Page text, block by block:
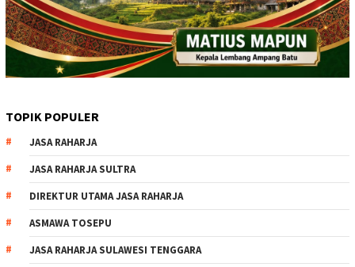
TOPIK POPULER
JASA RAHARJA
JASA RAHARJA SULTRA
DIREKTUR UTAMA JASA RAHARJA
ASMAWA TOSEPU
JASA RAHARJA SULAWESI TENGGARA